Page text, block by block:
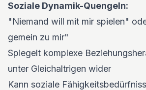
Soziale Dynamik-Quengeln:
"Niemand will mit mir spielen"
gemein zu mir"
Spiegelt komplexe
unter Gleichaltrigen wider
Kann soziale